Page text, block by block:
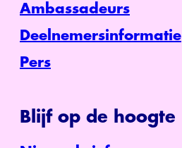
Ambassadeurs
Deelnemersinformatie
Pers
Blijf op de hoogte